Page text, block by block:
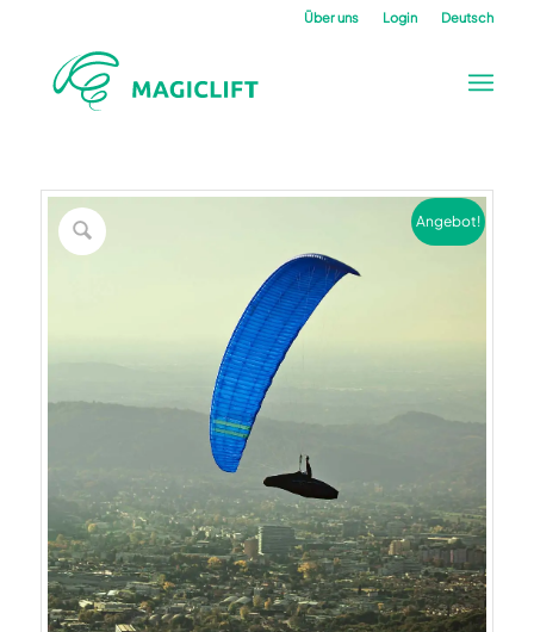
Über uns Login Deutsch
Angebot!